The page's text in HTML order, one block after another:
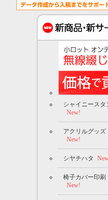
シャイニースタ
New!
アクリルグッズ
New!
シヤチハタ
椅子カバー印刷
New!